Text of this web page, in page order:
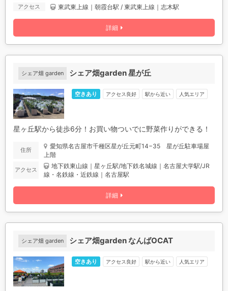
詳細
アクセス 東武東上線｜朝霞台駅 / 東武東上線｜志木駅
シェア畑 garden シェア畑garden 星が丘
詳細
空きあり アクセス良好 駅から近い 人気エリア
星ヶ丘駅から徒歩6分！お買い物ついでに野菜作りができる！
住所 愛知県名古屋市千種区星が丘元町14−35 星が丘駐車場屋
上階
アクセス 地下鉄東山線｜星ヶ丘駅/地下鉄名城線｜名古屋大学駅/JR
線・名鉄線・近鉄線｜名古屋駅
シェア畑 garden シェア畑garden なんばOCAT
空きあり アクセス良好 駅から近い 人気エリア